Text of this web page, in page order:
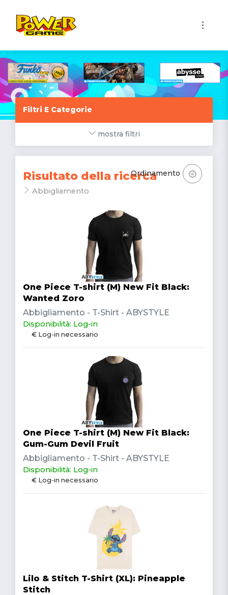
Filtri E Categorie
mostra filtri
Risultato della ricerca
Abbigliamento
Ordinamento
One Piece T-shirt (M) New Fit Black:
Wanted Zoro
Abbigliamento - T-Shirt - ABYSTYLE
Disponibilità: Log-in
€ Log-in necessario
One Piece T-shirt (M) New Fit Black:
Gum-Gum Devil Fruit
Abbigliamento - T-Shirt - ABYSTYLE
Disponibilità: Log-in
€ Log-in necessario
Lilo & Stitch T-Shirt (XL): Pineapple
Stitch